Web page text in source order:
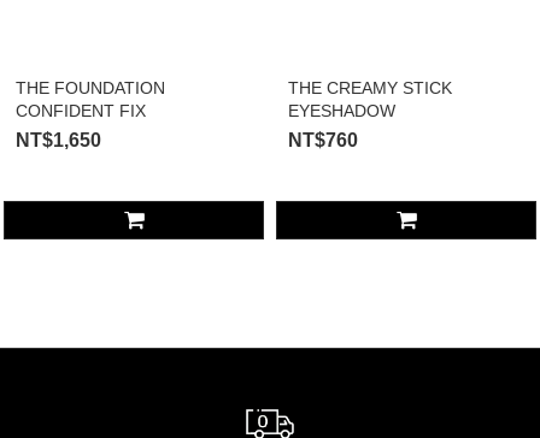
THE FOUNDATION
CONFIDENT FIX
NT$1,650
THE CREAMY STICK
EYESHADOW
NT$760